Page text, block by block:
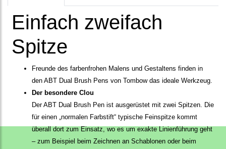
Einfach zweifach
Spitze
Freunde des farbenfrohen Malens und Gestaltens finden in
den ABT Dual Brush Pens von Tombow das ideale Werkzeug.
Der besondere Clou
Der ABT Dual Brush Pen ist ausgerüstet mit zwei Spitzen. Die
für einen „normalen Farbstift“ typische Feinspitze kommt
überall dort zum Einsatz, wo es um exakte Linienführung geht
– zum Beispiel beim Zeichnen an Schablonen oder beim